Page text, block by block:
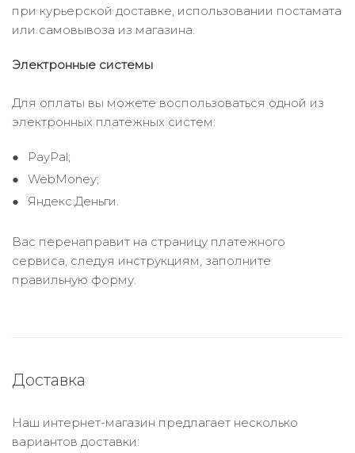
при курьерской доставке, использовании постамата
или самовывоза из магазина.
Электронные системы
Для оплаты вы можете воспользоваться одной из
электронных платёжных систем:
PayPal;
WebMoney;
Яндекс.Деньги.
Вас перенаправит на страницу платежного
сервиса, следуя инструкциям, заполните
правильную форму.
Доставка
Наш интернет-магазин предлагает несколько
вариантов доставки: